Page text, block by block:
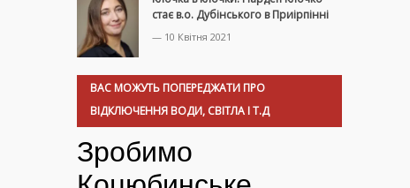
стає в.о. Дубінського в Приірпінні
— 10 Квітня 2021
ВАС МОЖУТЬ ПОПЕРЕДЖАТИ ПРО
ВІДКЛЮЧЕННЯ ВОДИ, СВІТЛА І Т.Д